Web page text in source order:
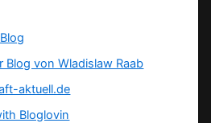
Blog von Wladislaw Raab
aktuell.de
Bloglovin